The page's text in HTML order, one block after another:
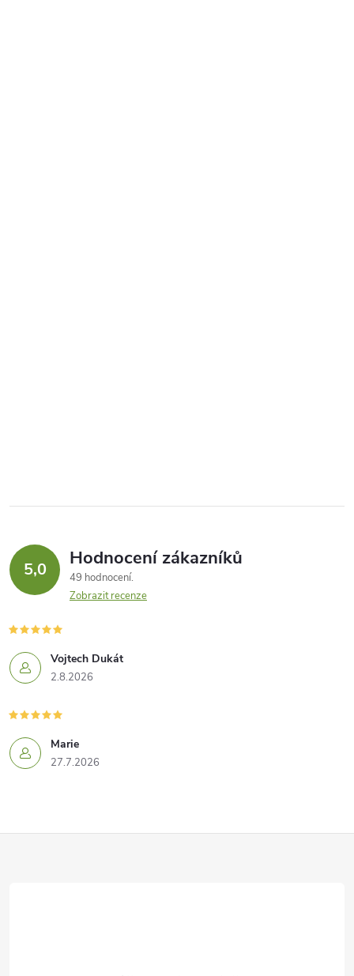
5,0 Hodnocení zákazníků
49 hodnocení
Zobrazit recenze
Vojtech Dukát
2.8.2026
Marie
27.7.2026